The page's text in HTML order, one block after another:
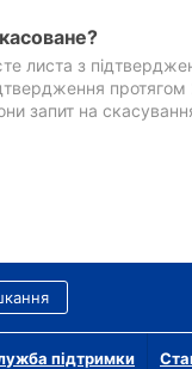
листа з
протягом
запит на
підтримки